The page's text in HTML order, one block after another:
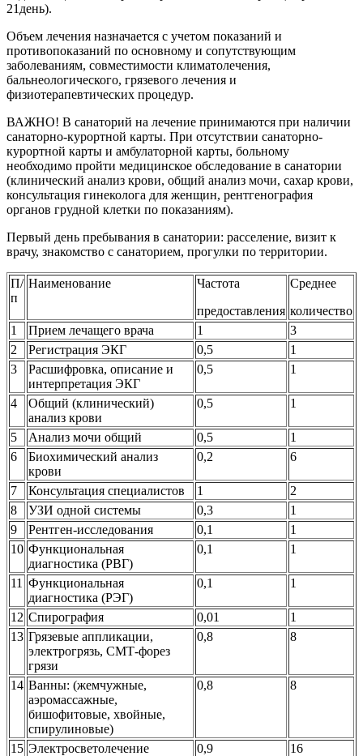
21день).
Объем лечения назначается с учетом показаний и
противопоказаний по основному и сопутствующим
заболеваниям, совместимости климатолечения,
бальнеологического, грязевого лечения и
физиотерапевтических процедур.
ВАЖНО! В санаторий на лечение принимаются при наличии
санаторно-курортной карты. При отсутствии санаторно-
курортной карты и амбулаторной карты, больному
необходимо пройти медицинское обследование в санатории
(клинический анализ крови, общий анализ мочи, сахар крови,
консультация гинеколога для женщин, рентгенография
органов грудной клетки по показаниям).
Первый день пребывания в санатории: расселение, визит к
врачу, знакомство с санаторием, прогулки по территории.
П/
п
Наименование
Частота
предоставления
Среднее
количество
1
Прием лечащего врача 1
3
2
Регистрация ЭКГ 0,5
1
3
Расшифровка, описание и
интерпретация ЭКГ
0,5 1
4
Общий (клинический)
анализ крови
0,5 1
5 Анализ мочи общий 0,5
1
6
Биохимический анализ
крови
0,2 6
7 Консультация специалистов 1
2
8
УЗИ одной системы 0,3
1
9
Рентген-исследования 0,1
1
10 Функциональная
диагностика (РВГ)
0,1 1
11 Функциональная
диагностика (РЭГ)
0,1 1
12 Спирография 0,01
1
13 Грязевые аппликации,
электрогрязь, СМТ-форез
грязи
0,8 8
14 Ванны: (жемчужные,
аэромассажные,
бишофитовые, хвойные,
спирулиновые)
0,8 8
15 Электросветолечение 0,9
16